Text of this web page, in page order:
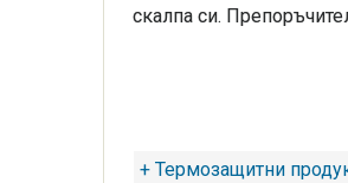
скалпа си.
+ Термозащитни